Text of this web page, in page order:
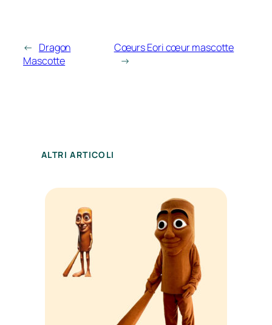
← Dragon
Mascotte
Cœurs Eori cœur mascotte
→
ALTRI ARTICOLI